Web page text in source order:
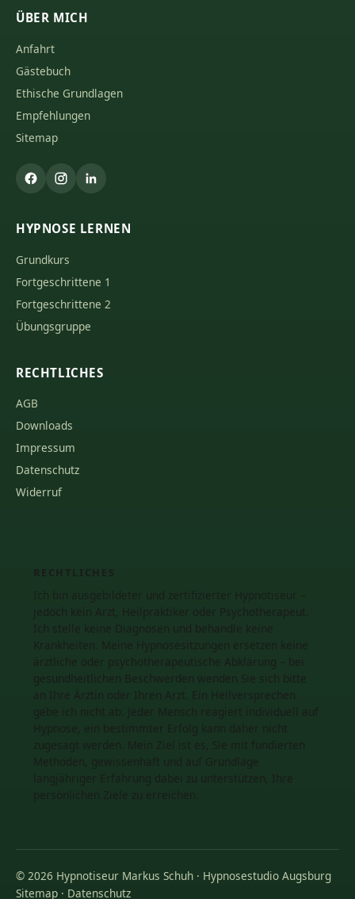
ÜBER MICH
Anfahrt
Gästebuch
Ethische Grundlagen
Empfehlungen
Sitemap
HYPNOSE LERNEN
Grundkurs
Fortgeschrittene 1
Fortgeschrittene 2
Übungsgruppe
RECHTLICHES
AGB
Downloads
Impressum
Datenschutz
Widerruf
RECHTLICHES
Ich bin ausgebildeter und zertifizierter Hypnotiseur –
jedoch kein Arzt, Heilpraktiker oder Psychotherapeut.
Ich stelle keine Diagnosen und behandle keine
Krankheiten. Meine Hypnosesitzungen ersetzen keine
ärztliche oder psychotherapeutische Abklärung – bei
gesundheitlichen Beschwerden wenden Sie sich bitte
an Ihre Ärztin oder Ihren Arzt. Ein Heilversprechen
gebe ich nicht ab. Jeder Mensch reagiert individuell auf
Hypnose, ein bestimmter Erfolg kann daher nicht
zugesagt werden. Mein Ziel ist es, Sie mit fundierten
Methoden, gewissenhaft und auf Grundlage
langjähriger Erfahrung dabei zu unterstützen, Ihre
persönlichen Ziele zu erreichen.
© 2026 Hypnotiseur Markus Schuh · Hypnosestudio Augsburg
Sitemap · Datenschutz